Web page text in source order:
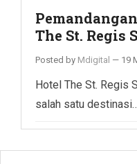
The St. Regis
Posted by Mdigital — 19
Hotel The St. Regis
salah satu